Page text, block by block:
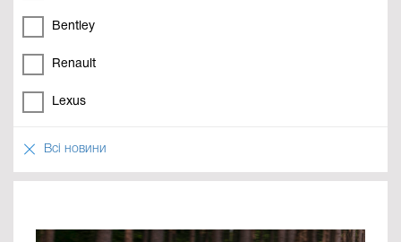
Bentley
Renault
Lexus
Всі новини